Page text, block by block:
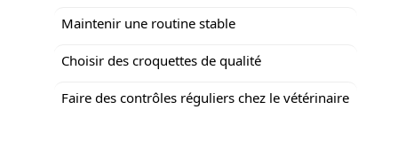
Maintenir une routine stable
Choisir des croquettes de qualité
Faire des contrôles réguliers chez le vétérinaire